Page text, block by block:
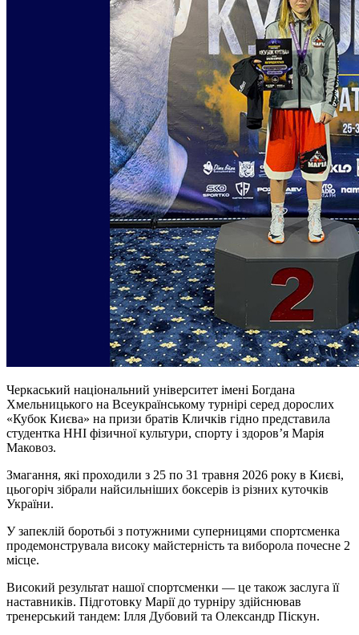
Черкаський національний університет імені Богдана
Хмельницького на Всеукраїнському турнірі серед дорослих
«Кубок Києва» на призи братів Кличків гідно представила
студентка ННІ фізичної культури, спорту і здоров’я Марія
Маковоз.
Змагання, які проходили з 25 по 31 травня 2026 року в Києві,
цьогоріч зібрали найсильніших боксерів із різних куточків
України.
У запеклій боротьбі з потужними суперницями спортсменка
продемонструвала високу майстерність та виборола почесне 2
місце.
Високий результат нашої спортсменки — це також заслуга її
наставників. Підготовку Марії до турніру здійснював
тренерський тандем: Ілля Дубовий та Олександр Піскун.